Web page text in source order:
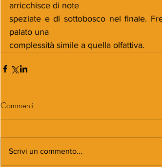
arricchisce di note
speziate e di sottobosco nel finale.
palato una
complessità simile a quella olfattiva.
Commenti
Scrivi un commento...